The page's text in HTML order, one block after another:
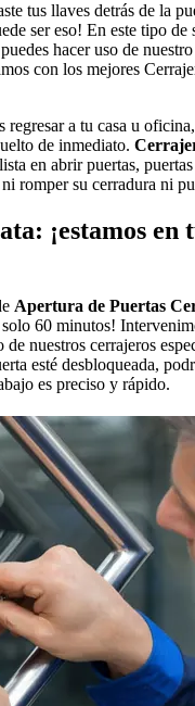
tus llaves detrás de la
ser eso! En este tipo de
hacer uso de
con los mejores
regresar a tu casa u
de inmediato.
en abrir puertas,
romper su cerradura ni
¡estamos en
Apertura de Puertas
60 minutos!
nuestros cerrajeros
esté desbloqueada,
es preciso y rápido.